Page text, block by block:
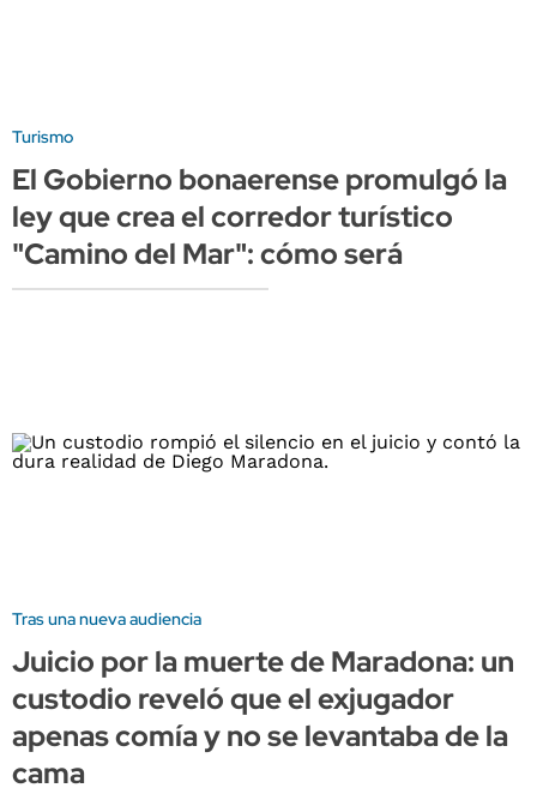
Turismo
El Gobierno bonaerense promulgó la
ley que crea el corredor turístico
"Camino del Mar": cómo será
Tras una nueva audiencia
Juicio por la muerte de Maradona: un
custodio reveló que el exjugador
apenas comía y no se levantaba de la
cama